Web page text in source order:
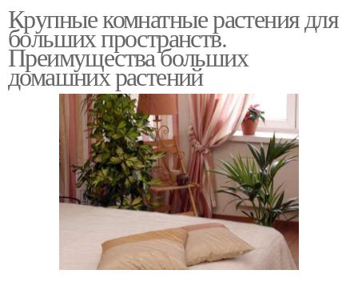
Крупные комнатные растения для
больших пространств.
Преимущества больших
домашних растений